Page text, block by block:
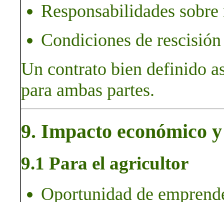
Responsabilidades
Condiciones de
Un contrato bien definido
para ambas partes.
9. Impacto económico
9.1 Para el agricultor
Oportunidad de